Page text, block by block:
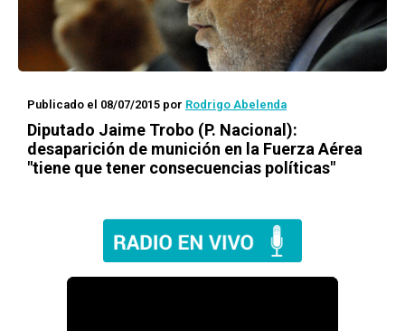
Publicado el 08/07/2015 por Rodrigo Abelenda
Diputado Jaime Trobo (P. Nacional):
desaparición de munición en la Fuerza Aérea
"tiene que tener consecuencias políticas"